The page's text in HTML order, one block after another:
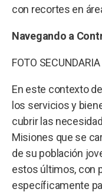
con recortes en
Navegando a
FOTO
En este contexto
los servicios y
cubrir las
Misiones que se
de su población
estos últimos, con
específicamente